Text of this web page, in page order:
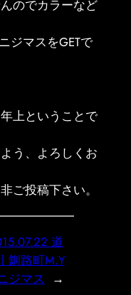
のでカラーなど
ジマスをGETで
上ということで
う、よろしくお
ご投稿下さい。
道
釧路町M.Y
ジマス
→